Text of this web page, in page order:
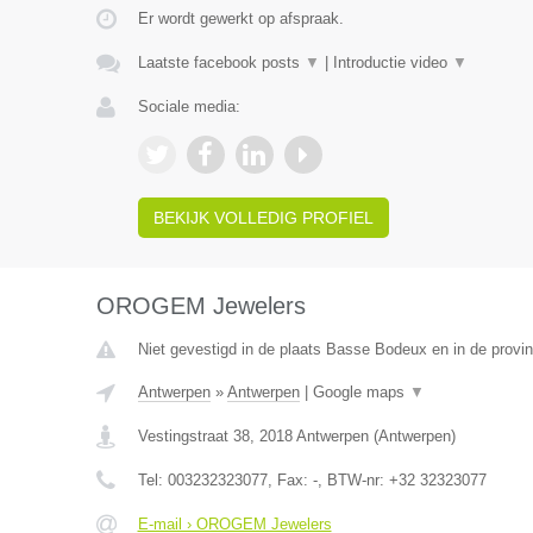
Er wordt gewerkt op afspraak.
Laatste facebook posts ▼ Introductie video ▼
Sociale media:
BEKIJK VOLLEDIG PROFIEL
OROGEM Jewelers
Niet gevestigd in de plaats Basse Bodeux en in de
Antwerpen» Antwerpen| Google maps ▼
Vestingstraat 38, 2018 Antwerpen(Antwerpen)
Tel: 003232323077, Fax: -, BTW-nr: +32 32323077
E-mail › OROGEM Jewelers